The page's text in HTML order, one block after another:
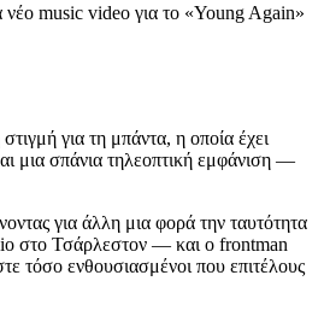
music video για το «Young Again»
για τη μπάντα, η οποία έχει
μια σπάνια τηλεοπτική εμφάνιση —
για άλλη μια φορά την ταυτότητα
στο Τσάρλεστον — και ο frontman
τόσο ενθουσιασμένοι που επιτέλους